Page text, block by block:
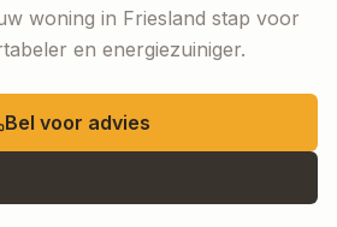
woning in Friesland stap voor
en energiezuiniger.
Bel voor advies